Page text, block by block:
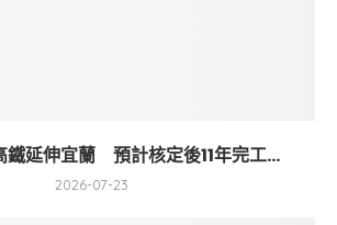
鐵延伸宜蘭 預計核定後11年完工...
2026-07-23